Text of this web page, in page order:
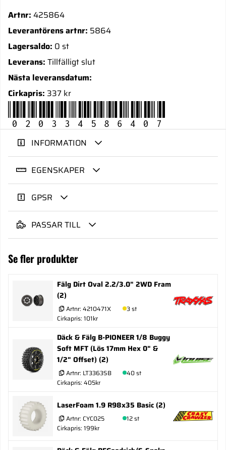
Artnr: 425864
Leverantörens artnr: 5864
Lagersaldo: 0 st
Leverans: Tillfälligt slut
Nästa leveransdatum:
Cirkapris: 337 kr
020334586407
INFORMATION
EGENSKAPER
GPSR
PASSAR TILL
Se fler produkter
Fälg Dirt Oval 2.2/3.0" 2WD Fram
(2)
Artnr: 4210471X
3 st
Cirkapris: 101kr
Däck & Fälg B-PIONEER 1/8 Buggy
Soft MFT (Lös 17mm Hex 0" &
1/2" Offset) (2)
Artnr: LT3363SB
40 st
Cirkapris: 405kr
LaserFoam 1.9 R98x35 Basic (2)
Artnr: CYC025
12 st
Cirkapris: 199kr